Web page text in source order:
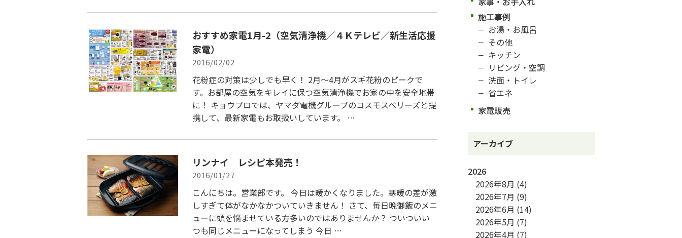
施工事例
お湯・お風呂
その他
キッチン
リビング・空調
洗面・トイレ
省エネ
家電販売
アーカイブ
2026
2026年8月 (4)
2026年7月 (9)
2026年6月 (14)
2026年5月 (7)
2026年4月 (7)
おすすめ家電1月-2（空気清浄機／４Ｋテレビ／新生活応援
家電）
2016/02/02
花粉症の対策は少しでも早く！ 2月～4月がスギ花粉のピークで
す。お部屋の空気をキレイに保つ空気清浄機でお家の中を安全地帯
に！ キョウプロでは、ヤマダ電機グループのコスモスベリーズと提
携して、最新家電もお取扱いしています。 …
リンナイ レシピ本発売！
2016/01/27
こんにちは。営業部です。 今日は暖かくなりました。寒暖の差が激
しすぎて体がなかなかついていきません！ さて、毎日晩御飯のメニ
ューに頭を悩ませている方多いのではありませんか？ ついついい
つも同じメニューになってしまう 今日 …